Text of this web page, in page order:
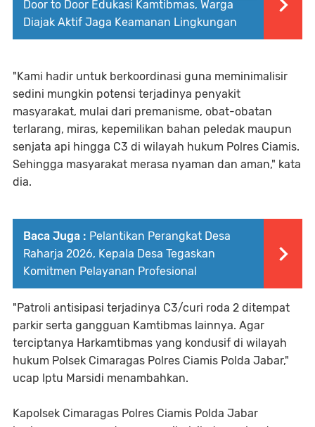
Door to Door Edukasi Kamtibmas, Warga
Diajak Aktif Jaga Keamanan Lingkungan
"Kami hadir untuk berkoordinasi guna meminimalisir
sedini mungkin potensi terjadinya penyakit
masyarakat, mulai dari premanisme, obat-obatan
terlarang, miras, kepemilikan bahan peledak maupun
senjata api hingga C3 di wilayah hukum Polres Ciamis.
Sehingga masyarakat merasa nyaman dan aman," kata
dia.
Baca Juga : Pelantikan Perangkat Desa
Raharja 2026, Kepala Desa Tegaskan
Komitmen Pelayanan Profesional
"Patroli antisipasi terjadinya C3/curi roda 2 ditempat
parkir serta gangguan Kamtibmas lainnya. Agar
terciptanya Harkamtibmas yang kondusif di wilayah
hukum Polsek Cimaragas Polres Ciamis Polda Jabar,"
ucap Iptu Marsidi menambahkan.
Kapolsek Cimaragas Polres Ciamis Polda Jabar